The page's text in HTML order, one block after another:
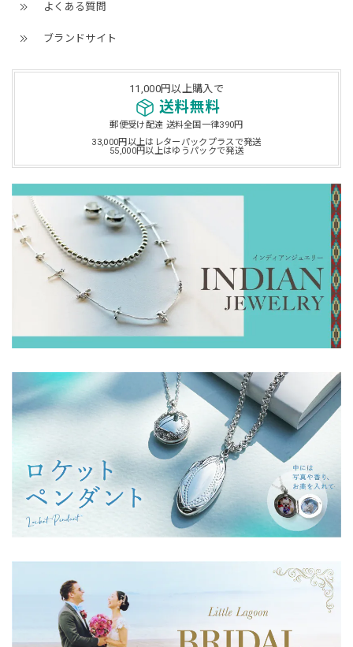
よくある質問
ブランドサイト
11,000円以上購入で
送料無料
郵便受け配達 送料全国一律390円
33,000円以上はレターパックプラスで発送
55,000円以上はゆうパックで発送